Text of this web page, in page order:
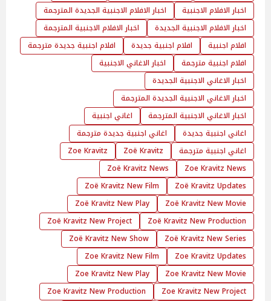
اخبار الافلام الاجنبية
اخبار الافلام الاجنبية الجديدة المترجمة
اخبار الافلام الاجنبية الجديدة
اخبار الافلام الاجنبية المترجمة
افلام اجنبية
افلام اجنبية جديدة
افلام اجنبية جديدة مترجمة
افلام اجنبية مترجمة
اخبار الاغاني الاجنبية
اخبار الاغاني الاجنبية الجديدة
اخبار الاغاني الاجنبية الجديدة المترجمة
اخبار الاغاني الاجنبية المترجمة
اغاني اجنبية
اغاني اجنبية جديدة
اغاني اجنبية جديدة مترجمة
اغاني اجنبية مترجمة
Zoë Kravitz
Zoe Kravitz
Zoe Kravitz News
Zoë Kravitz News
Zoë Kravitz Updates
Zoë Kravitz New Film
Zoë Kravitz New Movie
Zoë Kravitz New Play
Zoë Kravitz New Production
Zoë Kravitz New Project
Zoë Kravitz New Series
Zoë Kravitz New Show
Zoe Kravitz Updates
Zoe Kravitz New Film
Zoe Kravitz New Movie
Zoe Kravitz New Play
Zoe Kravitz New Project
Zoe Kravitz New Production